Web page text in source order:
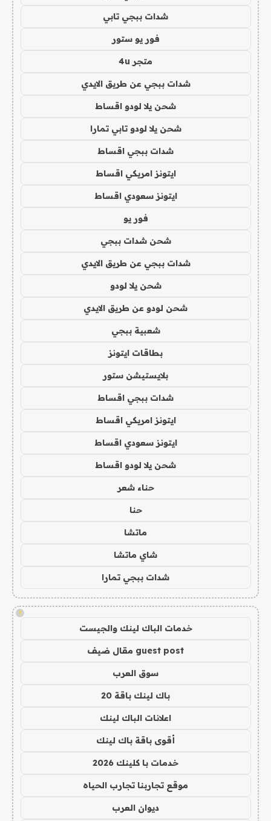
شدات ببجي تابي
فور يو ستور
متجر 4u
شدات ببجي عن طريق الايدي
شحن يلا لودو اقساط
شحن يلا لودو تابي تمارا
شدات ببجي اقساط
ايتونز امريكي اقساط
ايتونز سعودي اقساط
فور يو
شحن شدات ببجي
شدات ببجي عن طريق الايدي
شحن يلا لودو
شحن لودو عن طريق الايدي
شعبية ببجي
بطاقات ايتونز
بلايستيشن ستور
شدات ببجي اقساط
ايتونز امريكي اقساط
ايتونز سعودي اقساط
شحن يلا لودو اقساط
حناء شعر
حنا
ماتشا
شاي ماتشا
شدات ببجي تمارا
!
خدمات الباك لينك والجيست
guest post مقال ضيف
سوق العرب
باك لينك باقة 20
اعلانات الباك لينك
أقوى باقة باك لينك
خدمات با كلينك 2026
موقع تجاربنا تجارب الحياه
ديوان العرب